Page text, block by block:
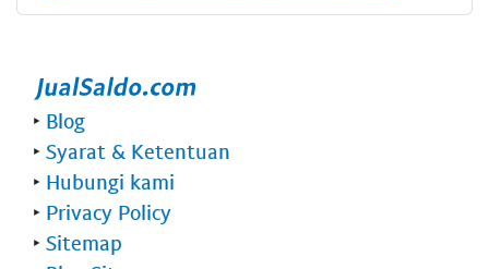
‣ Blog
‣ Syarat & Ketentuan
‣ Hubungi kami
‣ Privacy Policy
‣ Sitemap